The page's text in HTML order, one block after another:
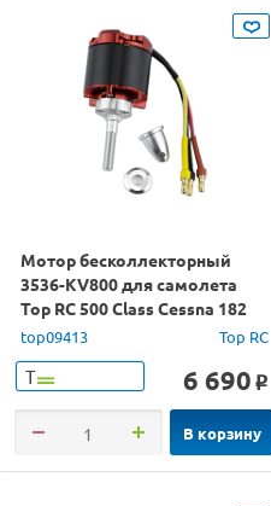
Мотор бесколлекторный
3536-KV800 для самолета
Top RC 500 Class Cessna 182
6СH
top09413 Top RC
Т 6 690 o
В корзину